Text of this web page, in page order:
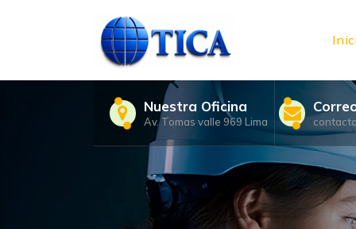
Nuestra Oficina
Av. Tomas valle 969 Lima